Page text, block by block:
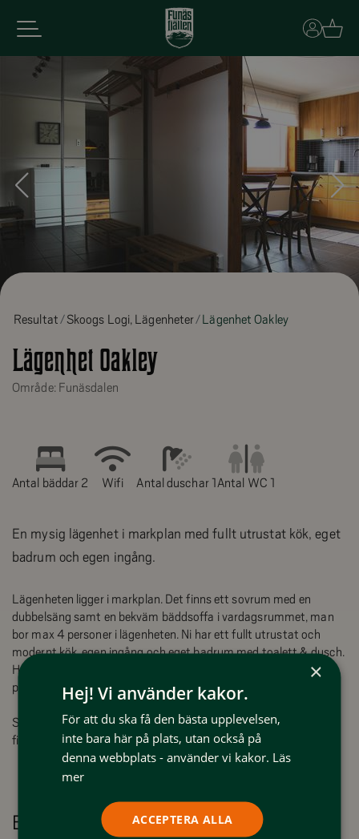
Basket
Resultat Skoogs Logi, Lägenheter Lägenhet Oakley
Lägenhet Oakley
Område: Funäsdalen
Antal bäddar 2 Wifi Antal duschar 1Antal WC 1
En mysig lägenhet i markplan med fullt utrustat kök, eget
badrum och egen ingång.
Lägenheten ligger i markplan. Det finns ett sovrum med en
dubbelsäng samt en bekväm bäddsoffa i vardagsrummet, man
bor max 4 personer i lägenheten. Ni har ett fullt utrustat och
modernt kök, egen ingång och eget badrum med toalett & dusch.
Här tillåts även hund mot ett husdjurstillägg
på 125:-/natt.
Sänglinne, slutstädning och frukost ingår inte i lägenheten men
finns att köpa till.
Bekvämligheter
×
Hej! Vi använder kakor.
För att du ska få den bästa upplevelsen,
inte bara här på plats, utan också på
denna webbplats - använder vi kakor. Läs
mer
ACCEPTERA ALLA